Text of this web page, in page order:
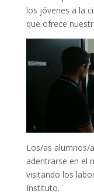
los jóvenes a la
que ofrece
Los/as alumnos/
adentrarse en el
visitando los
Instituto.